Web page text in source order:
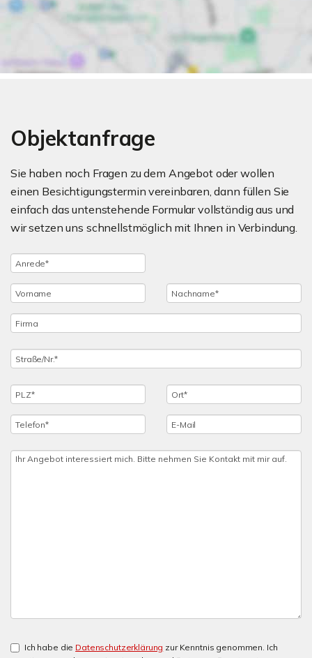
Objektanfrage
Sie haben noch Fragen zu dem Angebot oder wollen
einen Besichtigungstermin vereinbaren, dann füllen Sie
einfach das untenstehende Formular vollständig aus und
wir setzen uns schnellstmöglich mit Ihnen in Verbindung.
Ich habe die Datenschutzerklärung zur Kenntnis genommen. Ich